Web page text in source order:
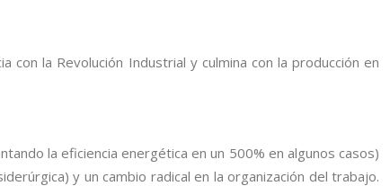
con la Revolución Industrial y culmina con la producción en
la eficiencia energética en un 500% en algunos casos)
y un cambio radical en la organización del trabajo.